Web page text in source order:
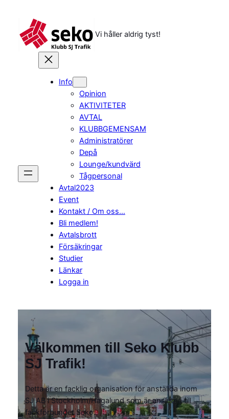
innehåll
Vi håller aldrig tyst!
Info
Opinion
AKTIVITETER
AVTAL
KLUBBGEMENSAM
Administratörer
Depå
Lounge/kundvärd
Tågpersonal
Avtal2023
Event
Kontakt / Om oss…
Bli medlem!
Avtalsbrott
Försäkringar
Studier
Länkar
Logga in
Välkommen till Seko Klubb
SJ Trafik!
Detta är en facklig organisation för anställda inom
SJ AB i Stockholm/Hagalund som är anslutna till
fackförbundet Seko.